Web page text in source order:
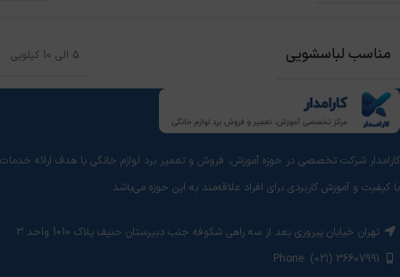
مناسب لباسشویی 5 الی 10 کیلویی
کارامدار شرکت تخصصی در حوزه آموزش، فروش و تعمیر برد لوازم خانگی با هدف ارائه خدمات
با کیفیت و آموزش‌ کاربردی برای افراد علاقه‌مند به این حوزه می‌باشد.
تهران خیابان پیروزی بعد از سه راهی شکوفه جنب دبیرستان حنیف پلاک 1010 واحد 3